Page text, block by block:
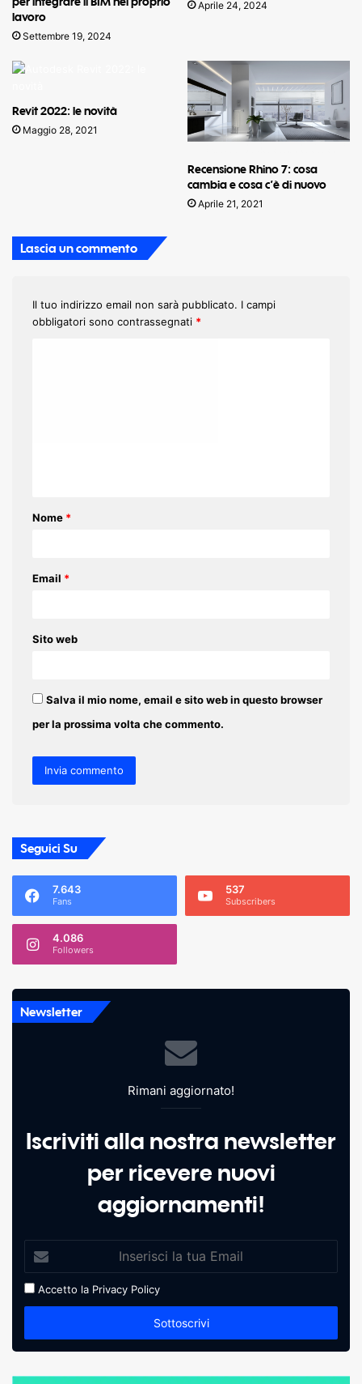
lavoro
Settembre 19, 2024
Aprile 24, 2024
Revit 2022: le novità
Maggio 28, 2021
Recensione Rhino 7: cosa
cambia e cosa c’è di nuovo
Aprile 21, 2021
Lascia un commento
Il tuo indirizzo email non sarà pubblicato. I campi
obbligatori sono contrassegnati *
o
Nome *
Email *
Sito web
Salva il mio nome, email e sito web in questo browser
per la prossima volta che commento.
Seguici Su
7.643
Fans
537
Subscribers
4.086
Followers
Newsletter
Rimani aggiornato!
Iscriviti alla nostra newsletter
per ricevere nuovi
aggiornamenti!
Accetto la Privacy Policy